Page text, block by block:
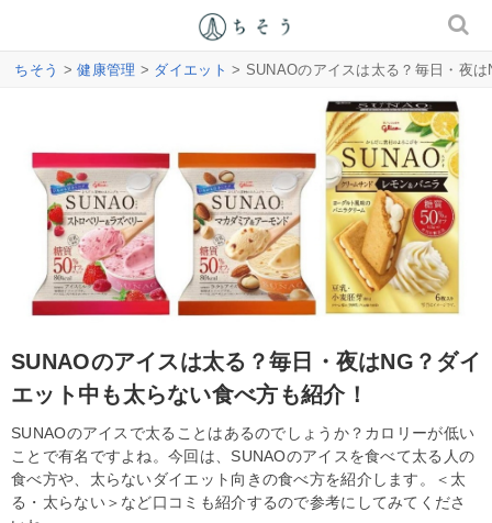
ちそう >健康管理 > ダイエット > SUNAOのアイスは太る？毎日・夜
SUNAOのアイスは太る？毎日・夜はNG？ダイ
エット中も太らない食べ方も紹介！
SUNAOのアイスで太ることはあるのでしょうか？カロリーが低い
ことで有名ですよね。今回は、SUNAOのアイスを食べて太る人の
食べ方や、太らないダイエット向きの食べ方を紹介します。＜太
る・太らない＞など口コミも紹介するので参考にしてみてくださ